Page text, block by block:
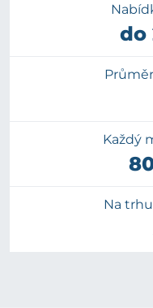
do
Každý
Na